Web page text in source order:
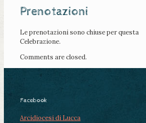
Prenotazioni
Le prenotazioni sono chiuse per questa
Celebrazione.
Comments are closed.
Facebook
Arcidiocesi di Lucca